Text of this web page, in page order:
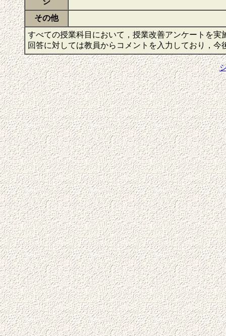
その他
すべての授業科目において，授業改善アンケートを
回答に対しては教員からコメントを入力しており，